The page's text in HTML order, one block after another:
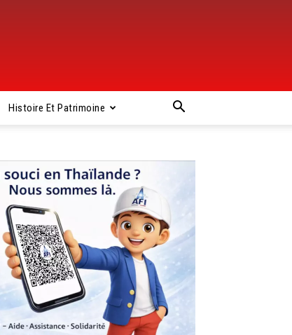
Histoire Et Patrimoine